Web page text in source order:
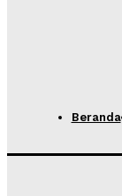
Beranda